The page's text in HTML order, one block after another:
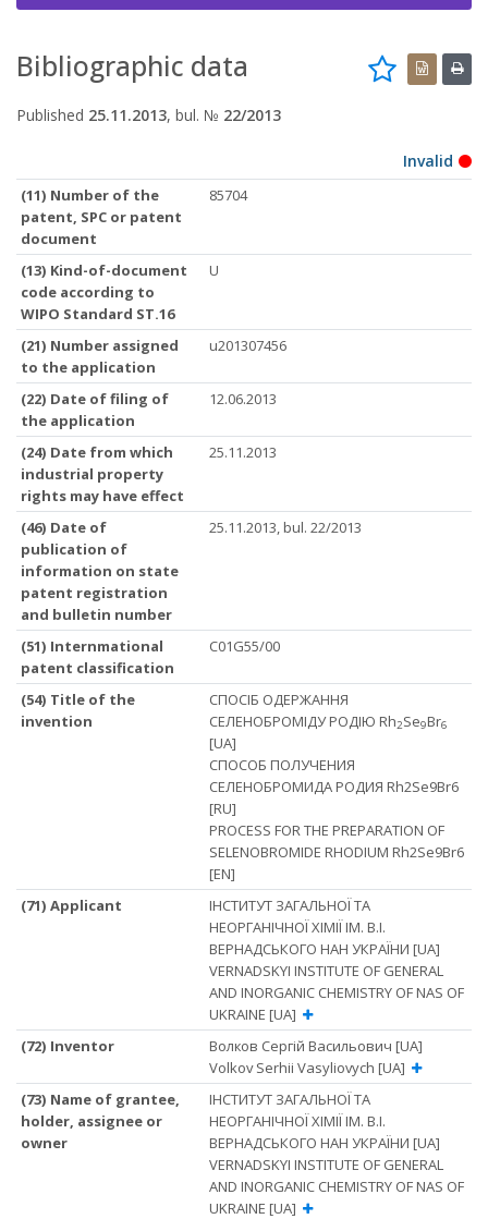
Bibliographic data
Published 25.11.2013, bul. № 22/2013
Invalid
(11) Number of the
patent, SPC or patent
document
85704
(13) Kind-of-document
code according to
WIPO Standard ST.16
U
(21) Number assigned
to the application
u201307456
(22) Date of filing of
the application
12.06.2013
(24) Date from which
industrial property
rights may have effect
25.11.2013
(46) Date of
publication of
information on state
patent registration
and bulletin number
25.11.2013, bul. 22/2013
(51) Internmational
patent classification
C01G55/00
(54) Title of the
invention
СПОСІБ ОДЕРЖАННЯ
СЕЛЕНОБРОМІДУ РОДІЮ Rh2Se9Br6
[UA]
СПОСОБ ПОЛУЧЕНИЯ
СЕЛЕНОБРОМИДА РОДИЯ Rh2Se9Br6
[RU]
PROCESS FOR THE PREPARATION OF
SELENOBROMIDE RHODIUM Rh2Se9Br6
[EN]
(71) Applicant
ІНСТИТУТ ЗАГАЛЬНОЇ ТА
НЕОРГАНІЧНОЇ ХІМІЇ ІМ. В.І.
ВЕРНАДСЬКОГО НАН УКРАЇНИ [UA]
VERNADSKYI INSTITUTE OF GENERAL
AND INORGANIC CHEMISTRY OF NAS OF
UKRAINE [UA]
(72) Inventor
Волков Сергій Васильович [UA]
Volkov Serhii Vasyliovych [UA]
(73) Name of grantee,
holder, assignee or
owner
ІНСТИТУТ ЗАГАЛЬНОЇ ТА
НЕОРГАНІЧНОЇ ХІМІЇ ІМ. В.І.
ВЕРНАДСЬКОГО НАН УКРАЇНИ [UA]
VERNADSKYI INSTITUTE OF GENERAL
AND INORGANIC CHEMISTRY OF NAS OF
UKRAINE [UA]